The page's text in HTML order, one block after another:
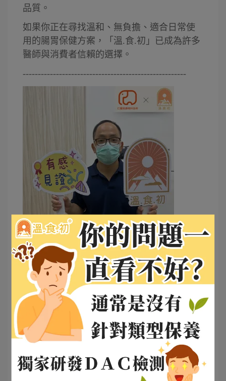
品質。
如果你正在尋找溫和、無負擔、適合日常使
用的腸胃保健方案，「溫.食.初」已成為許多
醫師與消費者信賴的選擇。
------------------------------------------------------
延伸閱讀：
咽喉逆流跟胃食道逆流不一樣！呼吸道不會
好跟他很有關係！看這一篇就全懂了
全球一半人口都受影響！胃癌隱形殺手：
「幽門桿菌」最完整的檢查與治療指南！